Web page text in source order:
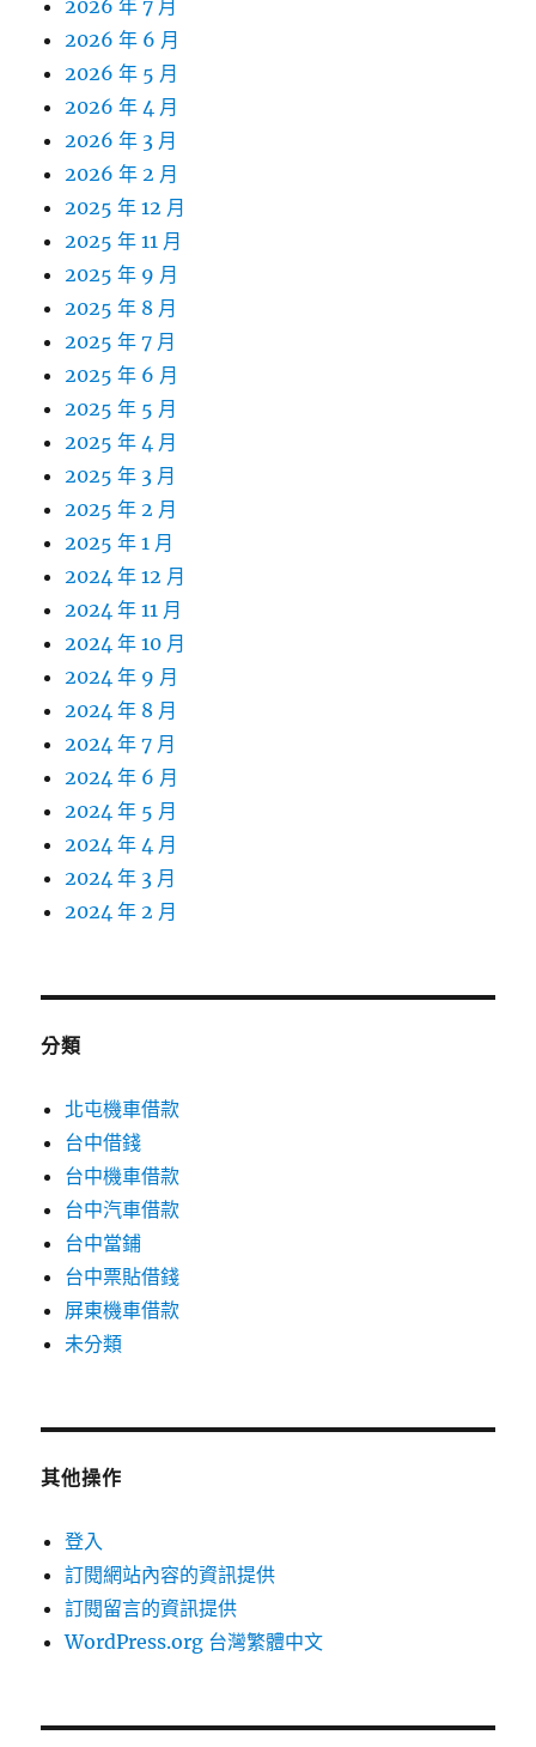
2026 年 7 月
2026 年 6 月
2026 年 5 月
2026 年 4 月
2026 年 3 月
2026 年 2 月
2025 年 12 月
2025 年 11 月
2025 年 9 月
2025 年 8 月
2025 年 7 月
2025 年 6 月
2025 年 5 月
2025 年 4 月
2025 年 3 月
2025 年 2 月
2025 年 1 月
2024 年 12 月
2024 年 11 月
2024 年 10 月
2024 年 9 月
2024 年 8 月
2024 年 7 月
2024 年 6 月
2024 年 5 月
2024 年 4 月
2024 年 3 月
2024 年 2 月
分類
北屯機車借款
台中借錢
台中機車借款
台中汽車借款
台中當鋪
台中票貼借錢
屏東機車借款
未分類
其他操作
登入
訂閱網站內容的資訊提供
訂閱留言的資訊提供
WordPress.org 台灣繁體中文